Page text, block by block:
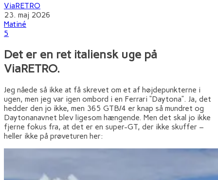
ViaRETRO
23. maj 2026
Matiné
5
Det er en ret italiensk uge på
ViaRETRO.
Jeg nåede så ikke at få skrevet om et af højdepunkterne i
ugen, men jeg var igen ombord i en Ferrari “Daytona”. Ja, det
hedder den jo ikke, men 365 GTB/4 er knap så mundret og
Daytonanavnet blev ligesom hængende. Men det skal jo ikke
fjerne fokus fra, at det er en super-GT, der ikke skuffer –
heller ikke på prøveturen her: